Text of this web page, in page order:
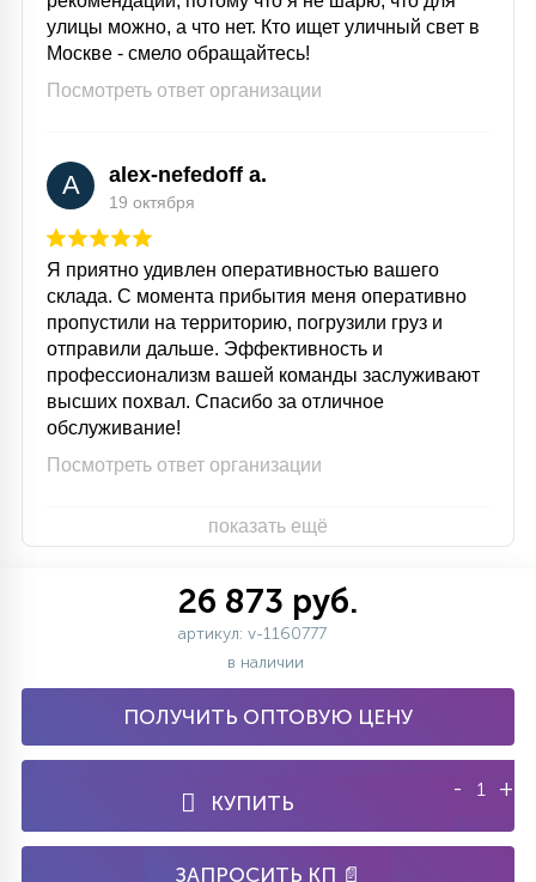
улицы можно, а что нет. Кто ищет уличный свет в
Москве - смело обращайтесь!
Посмотреть ответ организации
A alex-nefedoff a.
19 октября
Я приятно удивлен оперативностью вашего
склада. С момента прибытия меня оперативно
пропустили на территорию, погрузили груз и
отправили дальше. Эффективность и
профессионализм вашей команды заслуживают
высших похвал. Спасибо за отличное
обслуживание!
Посмотреть ответ организации
показать ещё
26 873 руб.
артикул: v-1160777
в наличии
ПОЛУЧИТЬ ОПТОВУЮ ЦЕНУ
КУПИТЬ
- +
ЗАПРОСИТЬ КП 📄